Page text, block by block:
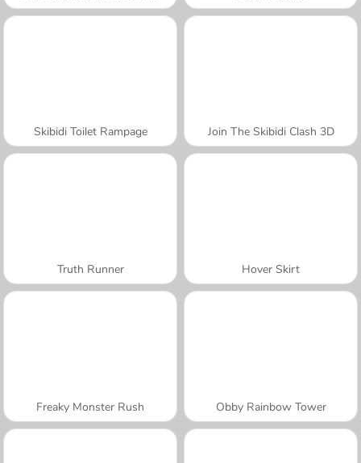
Skibidi Toilet Rampage Join The Skibidi Clash 3D
Truth Runner Hover Skirt
Freaky Monster Rush Obby Rainbow Tower